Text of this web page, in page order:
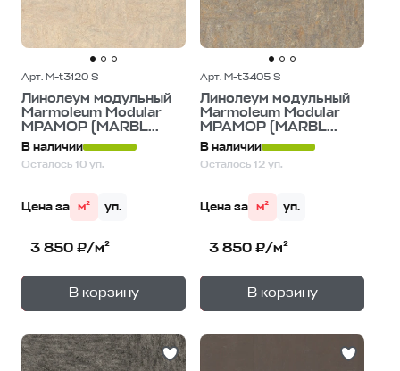
Арт. M-t3120 S
Линолеум модульный
Marmoleum Modular
МРАМОР (MARBL...
В наличии
Осталось 10 уп.
Цена за м² уп.
3 850 ₽/м²
В корзину
— 1уп.
Арт. M-t3405 S
Линолеум модульный
Marmoleum Modular
МРАМОР (MARBL...
В наличии
Осталось 12 уп.
Цена за м² уп.
3 850 ₽/м²
В корзину
— 1уп.